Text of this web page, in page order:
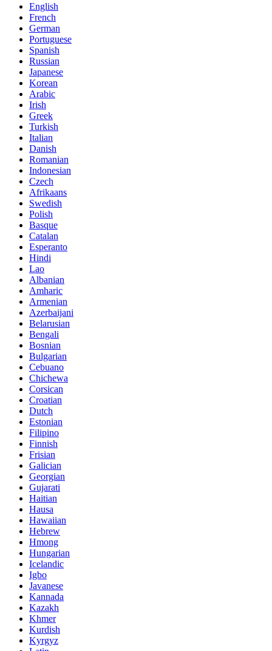
English
French
German
Portuguese
Spanish
Russian
Japanese
Korean
Arabic
Irish
Greek
Turkish
Italian
Danish
Romanian
Indonesian
Czech
Afrikaans
Swedish
Polish
Basque
Catalan
Esperanto
Hindi
Lao
Albanian
Amharic
Armenian
Azerbaijani
Belarusian
Bengali
Bosnian
Bulgarian
Cebuano
Chichewa
Corsican
Croatian
Dutch
Estonian
Filipino
Finnish
Frisian
Galician
Georgian
Gujarati
Haitian
Hausa
Hawaiian
Hebrew
Hmong
Hungarian
Icelandic
Igbo
Javanese
Kannada
Kazakh
Khmer
Kurdish
Kyrgyz